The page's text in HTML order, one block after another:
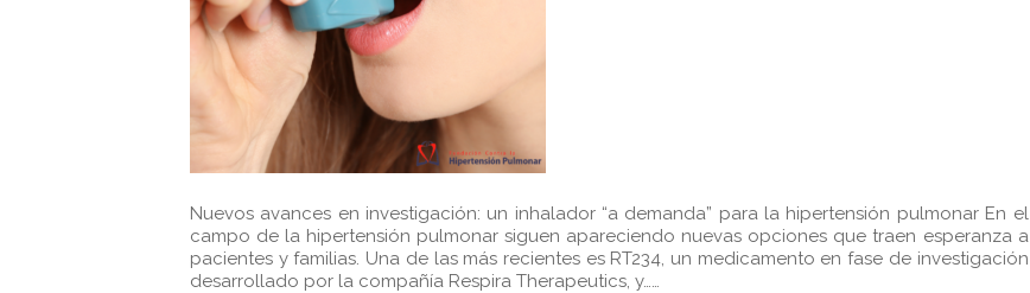
Nuevos avances en investigación: un inhalador “a demanda” para la hipertensión pulmonar En el
campo de la hipertensión pulmonar siguen apareciendo nuevas opciones que traen esperanza a
pacientes y familias. Una de las más recientes es RT234, un medicamento en fase de investigación
desarrollado por la compañía Respira Therapeutics, y……